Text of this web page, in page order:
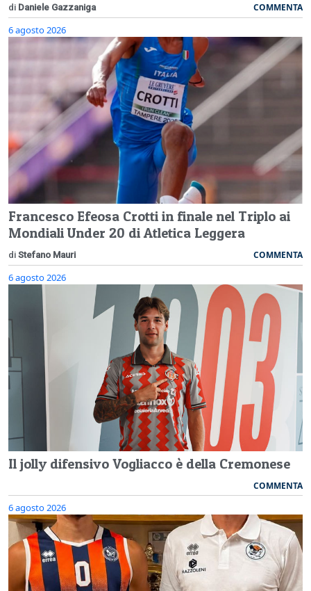
di Daniele Gazzaniga COMMENTA
6 agosto 2026
Francesco Efeosa Crotti in finale nel Triplo ai
Mondiali Under 20 di Atletica Leggera
di Stefano Mauri COMMENTA
6 agosto 2026
Il jolly difensivo Vogliacco è della Cremonese
COMMENTA
6 agosto 2026